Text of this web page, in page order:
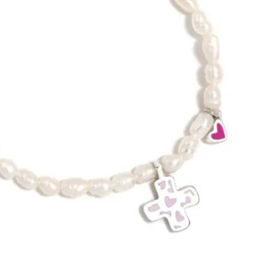
deseos